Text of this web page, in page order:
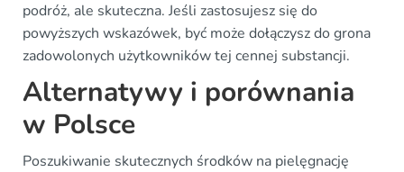
podróż, ale skuteczna. Jeśli zastosujesz się do
powyższych wskazówek, być może dołączysz do grona
zadowolonych użytkowników tej cennej substancji.
Alternatywy i porównania
w Polsce
Poszukiwanie skutecznych środków na pielęgnację